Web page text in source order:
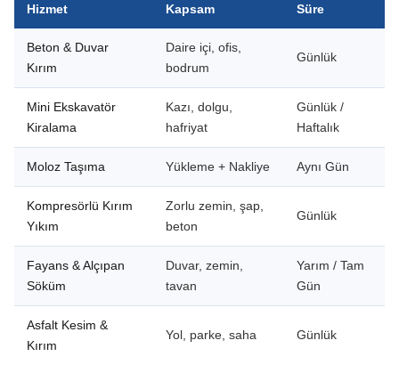
Hizmet Kapsam Süre
Beton & Duvar
Kırım
Daire içi, ofis,
bodrum
Günlük
Mini Ekskavatör
Kiralama
Kazı, dolgu,
hafriyat
Günlük /
Haftalık
Moloz Taşıma Yükleme + Nakliye Aynı Gün
Kompresörlü Kırım
Yıkım
Zorlu zemin, şap,
beton
Günlük
Fayans & Alçıpan
Söküm
Duvar, zemin,
tavan
Yarım / Tam
Gün
Asfalt Kesim &
Kırım
Yol, parke, saha Günlük